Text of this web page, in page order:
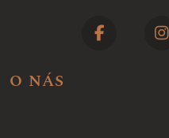
O NÁS